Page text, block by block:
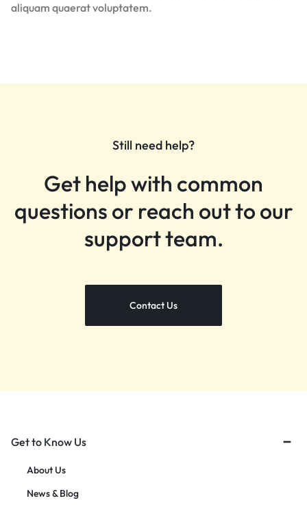
aliquam quaerat voluptatem.
Still need help?
Get help with common
questions or reach out to our
support team.
Contact Us
Get to Know Us
About Us
News & Blog